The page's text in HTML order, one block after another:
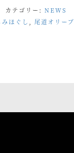
カテゴリー: NEWS
ほぐし 尾道オリーブ